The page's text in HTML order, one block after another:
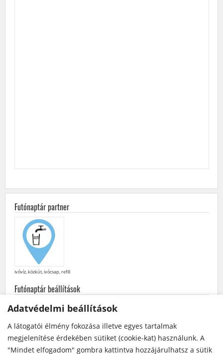
Futónaptár partner
ivóvíz, közkút, ivócsap, refill
Futónaptár beállítások
minden futás · futóversenyek közösségi
Futónaptár a Facebook-on
Adatvédelmi beállítások
A látogatói élmény fokozása illetve egyes tartalmak
megjelenítése érdekében sütiket (cookie-kat) használunk. A
"Mindet elfogadom" gombra kattintva hozzájárulhatsz a sütik